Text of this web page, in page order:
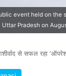
event held on
Pradesh on
से सफल रहा